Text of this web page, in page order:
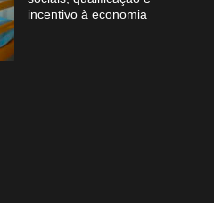
incentivo à economia